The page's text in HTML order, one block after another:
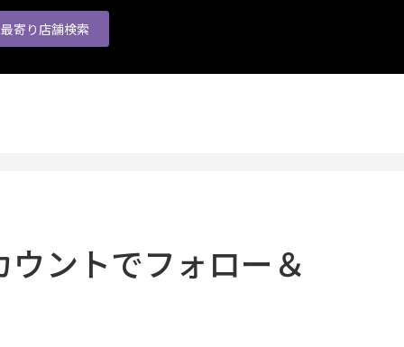
最寄り店舗検索
ウントでフォロー＆